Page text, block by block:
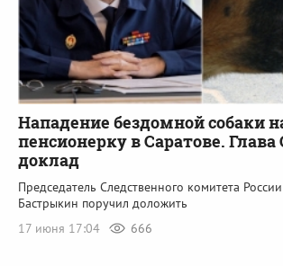
Нападение бездомной собаки
пенсионерку в Саратове. Глава
доклад
Председатель Следственного комитета
Бастрыкин поручил доложить
17 июня 17:04
666